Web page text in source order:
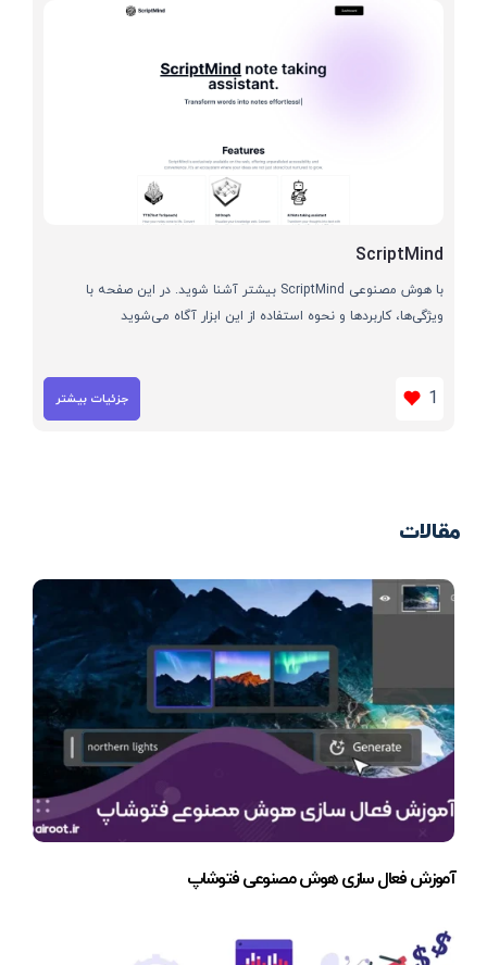
ScriptMind
با هوش مصنوعی ScriptMind بیشتر آشنا شوید. در این صفحه با
ویژگی‌ها، کاربردها و نحوه استفاده از این ابزار آگاه می‌شوید
1 جزئیات بیشتر
مقالات
آموزش فعال سازی هوش مصنوعی فتوشاپ